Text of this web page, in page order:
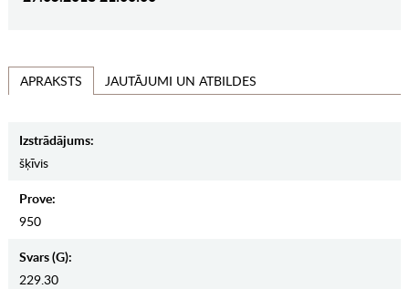
APRAKSTS JAUTĀJUMI UN ATBILDES
Izstrādājums:
šķīvis
Prove:
950
Svars (g):
229.30